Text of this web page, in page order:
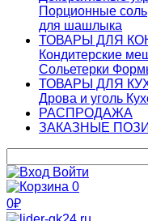
Порционные
для шашлыка
ТОВАРЫ ДЛЯ
Кондитерские
Сольетерки
ТОВАРЫ ДЛЯ
Дрова и уголь
РАСПРОДАЖА
ЗАКАЗНЫЕ
Войти
0
0₽